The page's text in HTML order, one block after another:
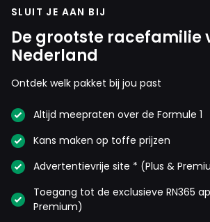
SLUIT JE AAN BIJ
De grootste racefamilie
Nederland
Ontdek welk pakket bij jou past
Altijd meepraten over de Formule 1
Kans maken op toffe prijzen
Advertentievrije site * (Plus &
Toegang tot de exclusieve RN365
Premium)